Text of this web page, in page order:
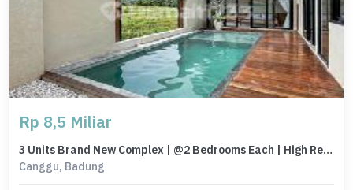
Rp 8,5 Miliar
3 Units Brand New Complex | @2 Bedrooms Each | High Rental Potential
Canggu, Badung